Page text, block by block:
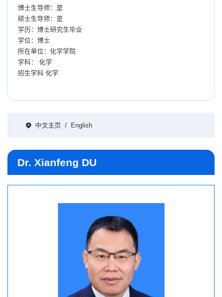
博士生导师：是
硕士生导师：是
学历：博士研究生毕业
学位：博士
所在单位：化学学院
学科： 化学
招生学科 化学
中文主页 / English
Dr. Xianfeng DU